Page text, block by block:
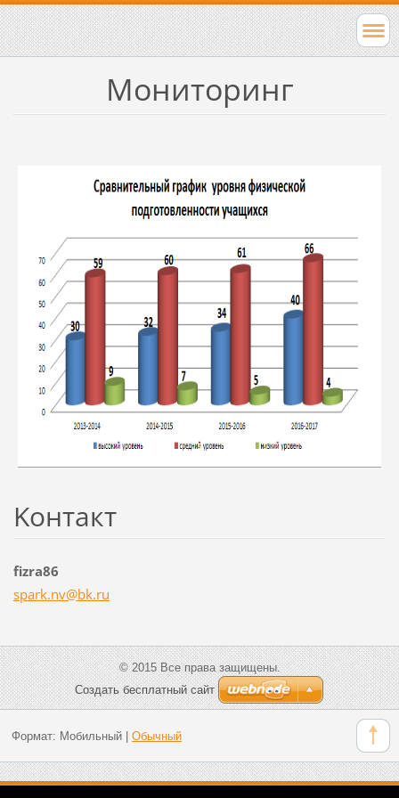
Мониторинг
Koнтакт
fizra86
spark.nv@bk.ru
© 2015 Все права защищены.
Создать бесплатный сайт
Формат: Мобильный| Обычный